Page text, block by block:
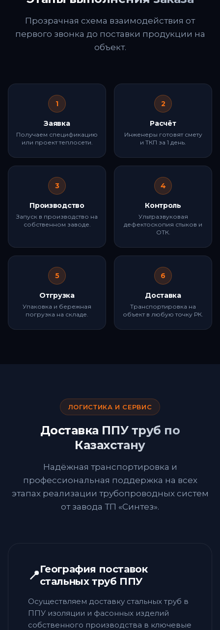
Прозрачная схема взаимодействия от
первого звонка до поставки продукции на
объект.
1
Заявка
Получаем спецификацию
или проект теплосети.
2
Расчёт
Инженеры готовят смету
и ТКП за 1 день.
3
Производство
Запуск в производство на
собственном заводе.
4
Контроль
Ультразвуковая
дефектоскопия стыков и
ОТК.
5
Отгрузка
Упаковка и бережная
погрузка на складе.
6
Доставка
Транспортировка на
объект в любую точку РК.
ЛОГИСТИКА И СЕРВИС
Доставка ППУ труб по
Казахстану
Надёжная транспортировка и
профессиональная поддержка на всех
этапах реализации трубопроводных систем
от завода ТП «Синтез».
📍География поставок
стальных труб ППУ
Осуществляем доставку стальных труб в
ППУ изоляции и фасонных изделий
собственного производства в ключевые